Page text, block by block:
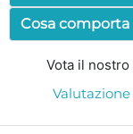
Cosa
Vota il